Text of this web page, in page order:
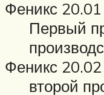
Феникс 20.01
Первый
Феникс 20.02
второй